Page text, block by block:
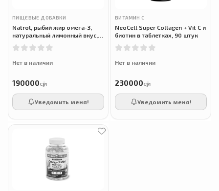
ПИЩЕВЫЕ ДОБАВКИ
Natrol, рыбий жир омега-3,
натуральный лимонный вкус,
1000 мг, 150 мягких таблеток
Нет в наличии
190000сӯм
Уведомить меня!
ВИТАМИН С
NeoCell Super Collagen + Vit C и
биотин в таблетках, 90 штук
Нет в наличии
230000сӯм
Уведомить меня!